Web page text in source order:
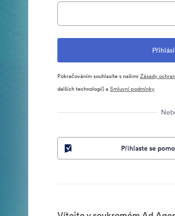
Pokračováním souhlasíte s našimiZásady
dalších technologií) aSmluvní podmínky
Přihlaste se